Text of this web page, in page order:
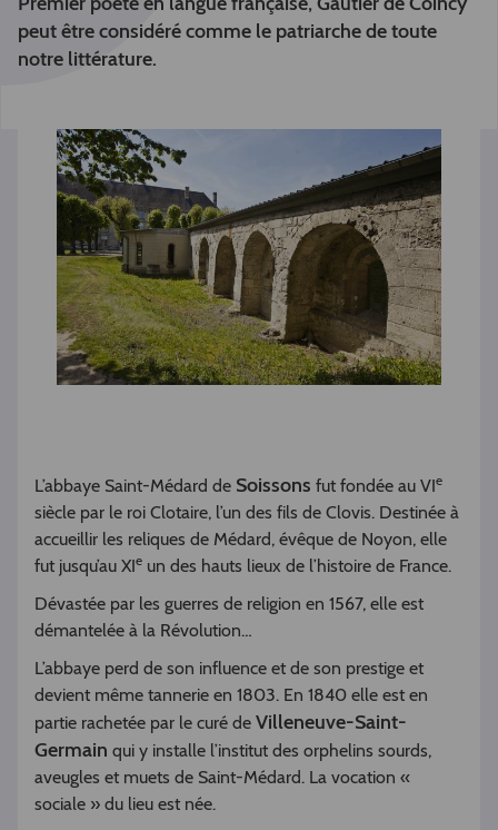
peut être considéré comme le patriarche de toute
notre littérature.
L’abbaye Saint-Médard de Soissons fut fondée au VIe
siècle par le roi Clotaire, l’un des fils de Clovis. Destinée à
accueillir les reliques de Médard, évêque de Noyon, elle
fut jusqu’au XIe un des hauts lieux de l’histoire de France.
Dévastée par les guerres de religion en 1567, elle est
démantelée à la Révolution…
L’abbaye perd de son influence et de son prestige et
devient même tannerie en 1803. En 1840 elle est en
partie rachetée par le curé de Villeneuve-Saint-
Germain qui y installe l’institut des orphelins sourds,
aveugles et muets de Saint-Médard. La vocation «
sociale » du lieu est née.